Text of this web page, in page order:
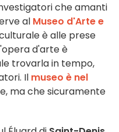
che amanti
al Museo d'Arte e
è alle prese
d'arte è
trovarla in tempo,
Il museo è nel
ma che sicuramente